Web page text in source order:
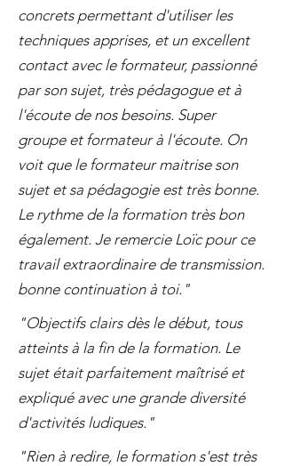
concrets permettant d'utiliser les
techniques apprises, et un excellent
contact avec le formateur, passionné
par son sujet, très pédagogue et à
l'écoute de nos besoins. Super
groupe et formateur à l'écoute. On
voit que le formateur maitrise son
sujet et sa pédagogie est très bonne.
Le rythme de la formation très bon
également. Je remercie Loïc pour ce
travail extraordinaire de transmission.
bonne continuation à toi."
"Objectifs clairs dès le début, tous
atteints à la fin de la formation. Le
sujet était parfaitement maîtrisé et
expliqué avec une grande diversité
d'activités ludiques."
"Rien à redire, le formation s'est très